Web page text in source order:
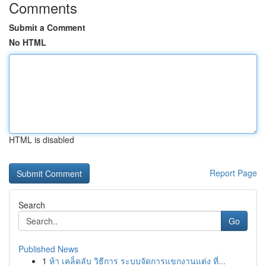
Comments
Submit a Comment
No HTML
HTML is disabled
Report Page
Search
Go
Published News
1 ห้า เคล็ดลับ วิธีการ ระบบจัดการแขกงานแต่ง ที่...